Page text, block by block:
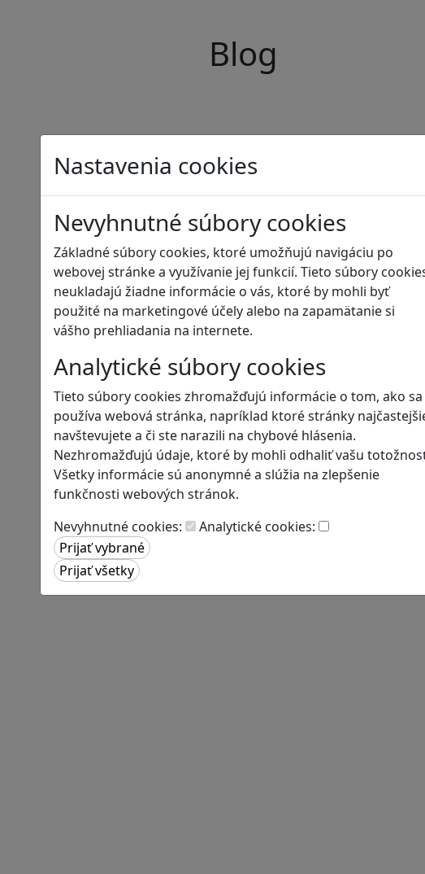
Nastavenia cookies
Nevyhnutné súbory cookies
Základné súbory cookies, ktoré umožňujú navigáciu po
webovej stránke a využívanie jej funkcií. Tieto súbory
neukladajú žiadne informácie o vás, ktoré by mohli byť
použité na marketingové účely alebo na zapamätanie si
vášho prehliadania na internete.
Analytické súbory cookies
Tieto súbory cookies zhromažďujú informácie o tom, ako sa
používa webová stránka, napríklad ktoré stránky
navštevujete a či ste narazili na chybové hlásenia.
Nezhromažďujú údaje, ktoré by mohli odhaliť vašu
Všetky informácie sú anonymné a slúžia na zlepšenie
funkčnosti webových stránok.
Nevyhnutné cookies:
Analytické cookies:
Blog